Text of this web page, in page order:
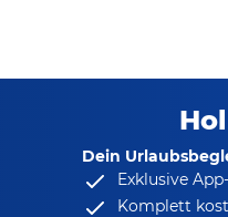
Dein
Exklusive
Komplett